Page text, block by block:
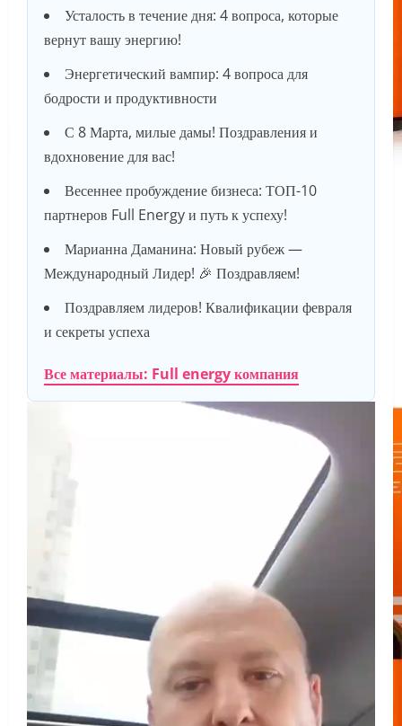
Усталость в течение дня: 4 вопроса, которые
вернут вашу энергию!
Энергетический вампир: 4 вопроса для
бодрости и продуктивности
С 8 Марта, милые дамы! Поздравления и
вдохновение для вас!
Весеннее пробуждение бизнеса: ТОП-10
партнеров Full Energy и путь к успеху!
Марианна Даманина: Новый рубеж —
Международный Лидер! 🎉 Поздравляем!
Поздравляем лидеров! Квалификации февраля
и секреты успеха
Все материалы: Full energy компания